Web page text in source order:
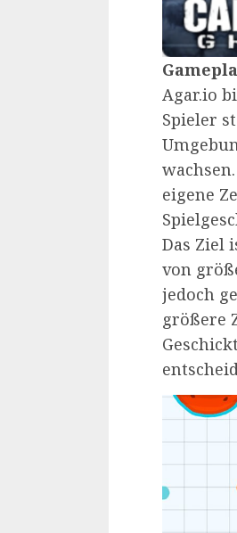
Agar.io
Spieler
eigene
Das Ziel
von
jedoch
größere